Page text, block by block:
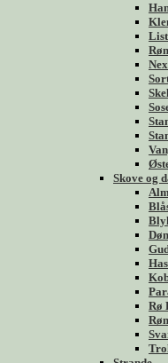
Skove og
Rø